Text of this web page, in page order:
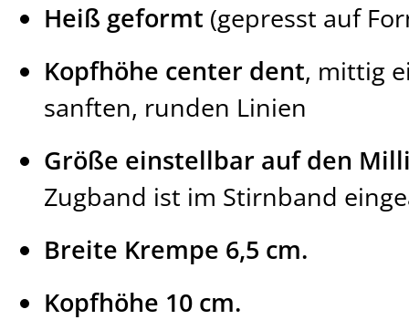
Heiß geformt (gepresst auf
Kopfhöhe center dent, mittig
sanften, runden Linien
Größe einstellbar auf den
Zugband ist im Stirnband
Breite Krempe 6,5 cm.
Kopfhöhe 10 cm.